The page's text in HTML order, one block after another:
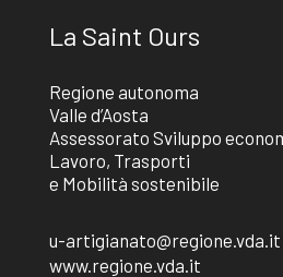
La Saint Ours
Regione autonoma
Valle d’Aosta
Assessorato Sviluppo
Lavoro, Trasporti
e Mobilità sostenibile
u-artigianato@regione.vda.it
www.regione.vda.it